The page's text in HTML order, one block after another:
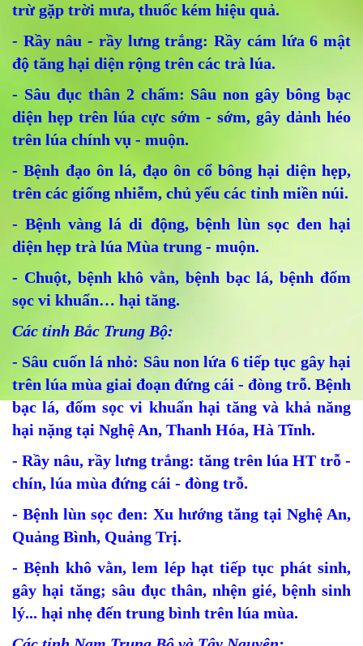
trừ gặp trời mưa, thuốc kém hiệu quả.
- Rầy nâu - rầy lưng trắng: Rầy cám lứa 6 mật
độ tăng hại diện rộng trên các trà lúa.
- Sâu đục thân 2 chấm: Sâu non gây bông bạc
diện hẹp trên lúa cực sớm - sớm, gây dảnh héo
trên lúa chính vụ - muộn.
- Bệnh đạo ôn lá, đạo ôn cổ bông hại diện hẹp,
trên các giống nhiễm, chủ yếu các tỉnh miền núi.
- Bệnh vàng lá di động, bệnh lùn sọc đen hại
diện hẹp trà lúa Mùa trung - muộn.
- Chuột, bệnh khô vằn, bệnh bạc lá, bệnh đốm
sọc vi khuẩn… hại tăng.
Các tỉnh Bắc Trung Bộ:
- Sâu cuốn lá nhỏ: Sâu non lứa 6 tiếp tục gây hại
trên lúa mùa giai đoạn đứng cái - đòng trỗ. Bệnh
bạc lá, đốm sọc vi khuẩn hại tăng và khả năng
hại nặng tại Nghệ An, Thanh Hóa, Hà Tĩnh.
- Rầy nâu, rầy lưng trắng: tăng trên lúa HT trỗ -
chín, lúa mùa đứng cái - đòng trỗ.
- Bệnh lùn sọc đen: Xu hướng tăng tại Nghệ An,
Quảng Bình, Quảng Trị.
- Bệnh khô vằn, lem lép hạt tiếp tục phát sinh,
gây hại tăng; sâu đục thân, nhện gié, bệnh sinh
lý... hại nhẹ đến trung bình trên lúa mùa.